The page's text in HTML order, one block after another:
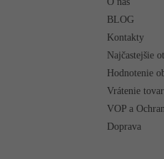
BLOG
Kontakty
Najčastejšie
Hodnotenie
Vrátenie
VOP a
Doprava